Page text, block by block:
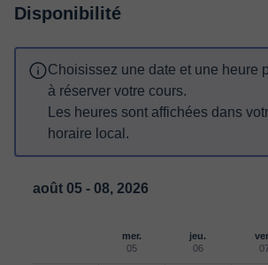
Disponibilité
Choisissez une date et une heure
à réserver votre cours.
Les heures sont affichées dans
horaire local.
août 05 - 08, 2026
mer.
05
jeu.
06